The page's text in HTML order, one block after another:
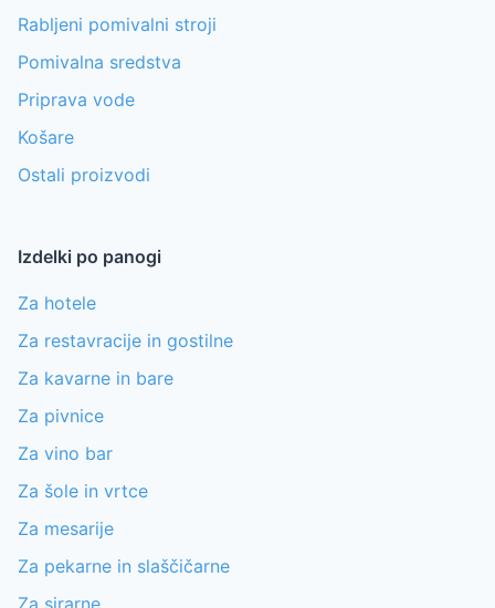
Rabljeni pomivalni stroji
Pomivalna sredstva
Priprava vode
Košare
Ostali proizvodi
Izdelki po panogi
Za hotele
Za restavracije in gostilne
Za kavarne in bare
Za pivnice
Za vino bar
Za šole in vrtce
Za mesarije
Za pekarne in slaščičarne